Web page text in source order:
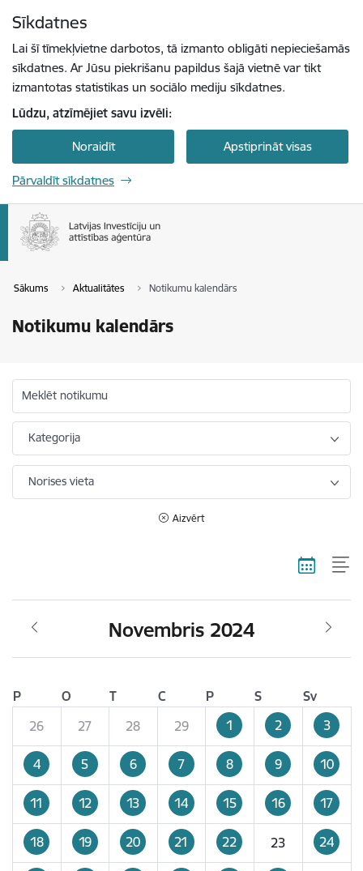
Sīkdatnes
Lai šī tīmekļvietne darbotos, tā izmanto obligāti nepieciešamās
sīkdatnes. Ar Jūsu piekrišanu papildus šajā vietnē var tikt
izmantotas statistikas un sociālo mediju sīkdatnes.
Lūdzu, atzīmējiet savu izvēli:
Noraidīt Apstiprināt visas
Pārvaldīt sīkdatnes
Sākums Aktualitātes Notikumu kalendārs
Notikumu kalendārs
Meklēt notikumu
Kategorija
Norises vieta
Aizvērt
Novembris 2024
P O T C P S
Sv
26
27 28 29 1 2 3
4 5 6 7 8 9 10
11 12 13 14 15 16 17
18 19 20 21 22 23 24